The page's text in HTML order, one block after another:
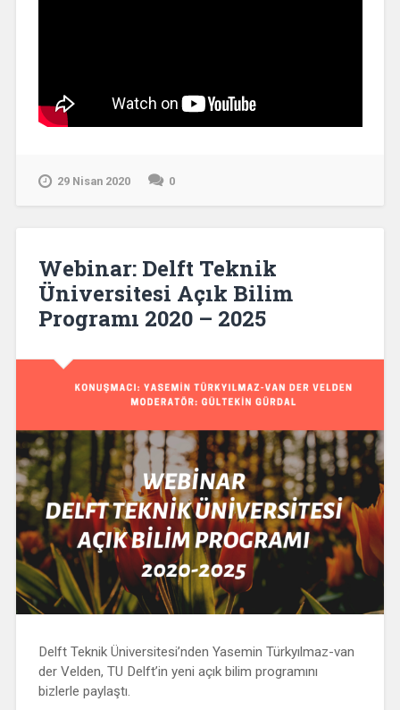
29 Nisan 2020 0
Webinar: Delft Teknik
Üniversitesi Açık Bilim
Programı 2020 – 2025
Delft Teknik Üniversitesi’nden Yasemin Türkyılmaz-van
der Velden, TU Delft’in yeni açık bilim programını
bizlerle paylaştı.